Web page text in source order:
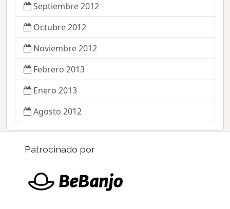
Septiembre 2012
Octubre 2012
Noviembre 2012
Febrero 2013
Enero 2013
Agosto 2012
Patrocinado por